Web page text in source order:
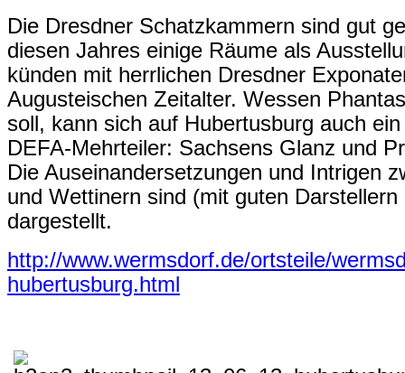
Die Dresdner Schatzkammern sind gut
diesen Jahres einige Räume als
künden mit herrlichen Dresdner
Augusteischen Zeitalter. Wessen
soll, kann sich auf Hubertusburg auch
DEFA-Mehrteiler: Sachsens Glanz und
Die Auseinandersetzungen und Intrigen
und Wettinern sind (mit guten
dargestellt.
http://www.wermsdorf.de/ortsteile/
hubertusburg.html